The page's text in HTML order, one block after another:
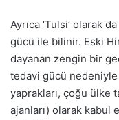
Ayrıca ‘Tulsi’ olarak
gücü ile bilinir. Eski
dayanan zengin bir
tedavi gücü
yaprakları, çoğu ülke
ajanları) olarak kabul